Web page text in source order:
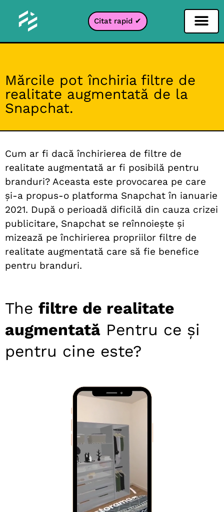
Citat rapid ✔
Mărcile pot închiria filtre de
realitate augmentată de la
Snapchat.
Cum ar fi dacă închirierea de filtre de
realitate augmentată ar fi posibilă pentru
branduri? Aceasta este provocarea pe care
și-a propus-o platforma Snapchat în ianuarie
2021. După o perioadă dificilă din cauza crizei
publicitare, Snapchat se reînnoiește și
mizează pe închirierea propriilor filtre de
realitate augmentată care să fie benefice
pentru branduri.
The filtre de realitate
augmentată Pentru ce și
pentru cine este?